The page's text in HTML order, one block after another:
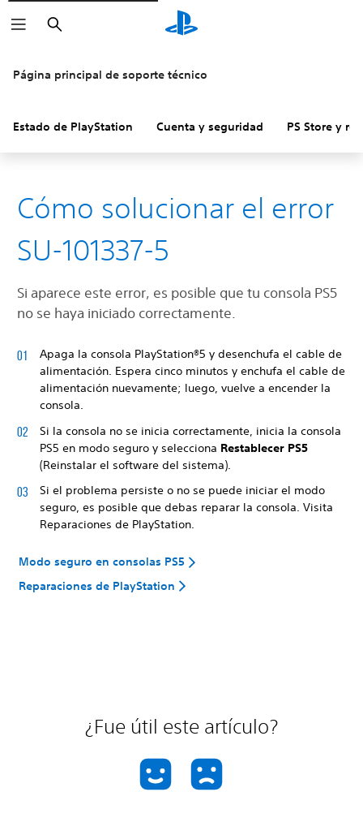
Buscar
Página principal de soporte técnico
Estado de PlayStation Cuenta y seguridad PS Store y
Cómo solucionar el error
SU-101337-5
Si aparece este error, es posible que tu consola PS5
no se haya iniciado correctamente.
Apaga la consola PlayStation®5 y desenchufa el cable de
alimentación. Espera cinco minutos y enchufa el cable de
alimentación nuevamente; luego, vuelve a encender la
consola.
Si la consola no se inicia correctamente, inicia la consola
PS5 en modo seguro y selecciona Restablecer PS5
(Reinstalar el software del sistema).
Si el problema persiste o no se puede iniciar el modo
seguro, es posible que debas reparar la consola. Visita
Reparaciones de PlayStation.
Modo seguro en consolas PS5
Reparaciones de PlayStation
¿Fue útil este artículo?